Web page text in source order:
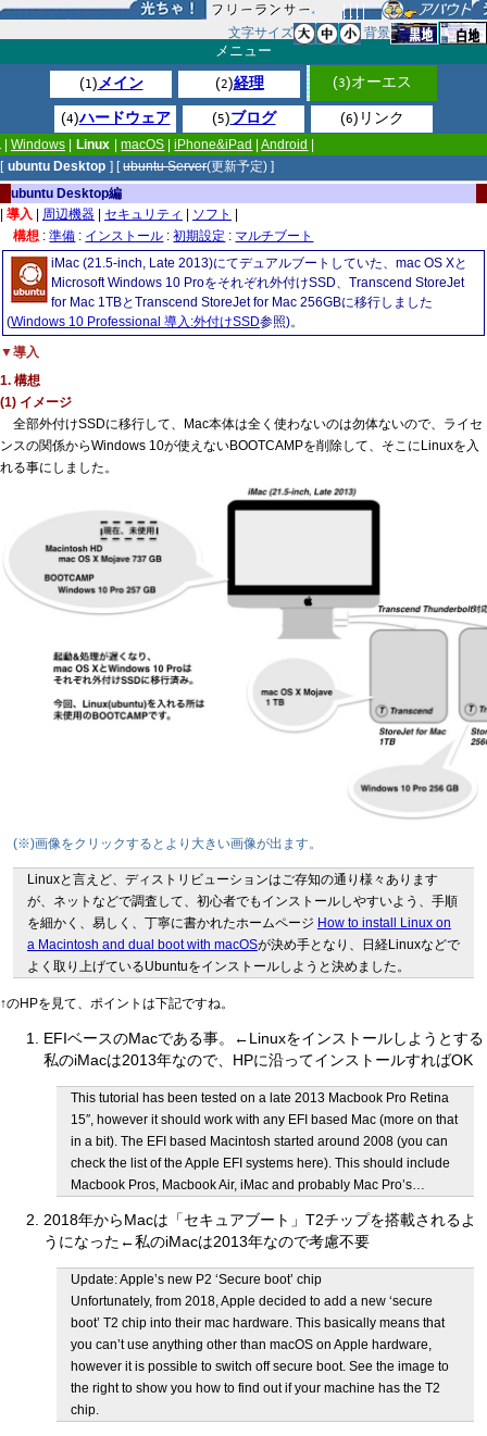
メニュー
(1)メイン (2)経理 (3)オーエス
(4)ハードウェア (5)ブログ (6)リンク
文字サイズ 背景
Windows Linux |macOS |iPhone&iPad |Android
[ ubuntu Desktop ] [ubuntu Server(更新予定) ]
ubuntu Desktop編
導入 周辺機器 セキュリティ ソフト
構想 :準備 : インストール :初期設定 : マルチブート
iMac (21.5-inch, Late 2013)にてデュアルブートしていた、mac OS Xと
Microsoft Windows 10 Proをそれぞれ外付けSSD、Transcend StoreJet
for Mac 1TBとTranscend StoreJet for Mac 256GBに移行しました
(Windows 10 Professional 導入:外付けSSD参照)。
▼導入
1. 構想
(1) イメージ
全部外付けSSDに移行して、Mac本体は全く使わないのは勿体ないので、ライセ
ンスの関係からWindows 10が使えないBOOTCAMPを削除して、そこにLinuxを入
れる事にしました。
(※)画像をクリックするとより大きい画像が出ます。
Linuxと言えど、ディストリビューションはご存知の通り様々あります
が、ネットなどで調査して、初心者でもインストールしやすいよう、手順
を細かく、易しく、丁寧に書かれたホームページ How to install Linux on
a Macintosh and dual boot with macOSが決め手となり、日経Linuxなどで
よく取り上げているUbuntuをインストールしようと決めました。
↑のHPを見て、ポイントは下記ですね。
EFIベースのMacである事。←Linuxをインストールしようとする
私のiMacは2013年なので、HPに沿ってインストールすればOK
This tutorial has been tested on a late 2013 Macbook Pro Retina
15″, however it should work with any EFI based Mac (more on that
in a bit). The EFI based Macintosh started around 2008 (you can
check the list of the Apple EFI systems here). This should include
Macbook Pros, Macbook Air, iMac and probably Mac Pro’s…
2018年からMacは「セキュアブート」T2チップを搭載されるよ
うになった←私のiMacは2013年なので考慮不要
Update: Apple’s new P2 ‘Secure boot’ chip
Unfortunately, from 2018, Apple decided to add a new ‘secure
boot’ T2 chip into their mac hardware. This basically means that
you can’t use anything other than macOS on Apple hardware,
however it is possible to switch off secure boot. See the image to
the right to show you how to find out if your machine has the T2
chip.